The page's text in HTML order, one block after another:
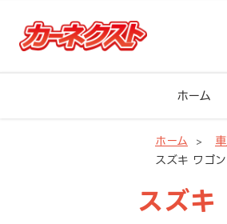
ホーム
ホーム
スズキ ワゴ
スズキ